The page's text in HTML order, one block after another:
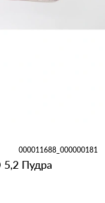
000011688_000000181
5,2 Пудра